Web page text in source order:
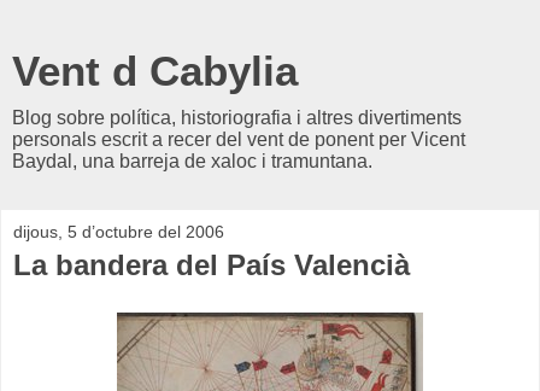
Vent d Cabylia
Blog sobre política, historiografia i altres divertiments
personals escrit a recer del vent de ponent per Vicent
Baydal, una barreja de xaloc i tramuntana.
dijous, 5 d’octubre del 2006
La bandera del País Valencià